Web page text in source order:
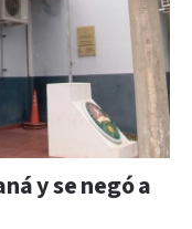
y se negó a